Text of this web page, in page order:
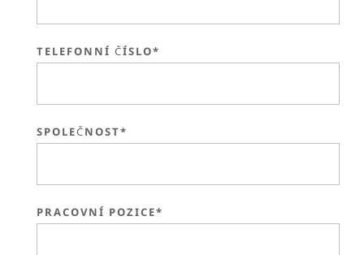
TELEFONNÍ ČÍSLO*
SPOLEČNOST*
PRACOVNÍ POZICE*